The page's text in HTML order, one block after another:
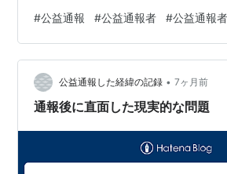
い」 その瞬間、十数年前に経験した、
りが脳裏をよぎった。 『この人とは
れでも、私は自分自身に突きつけてい
彼に投げかけた。 Ｑ．不正を知りなが
は、黙認と評価されないか？Ｑ．業務
#公益通報 #公益通報者 #公益通報
公益通報した経緯の記録 • 7ヶ月前
通報後に直面した現実的な問題